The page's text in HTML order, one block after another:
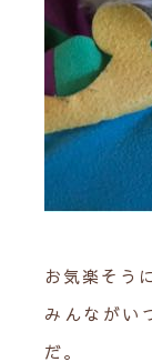
お気楽そう
みんながい
だ。